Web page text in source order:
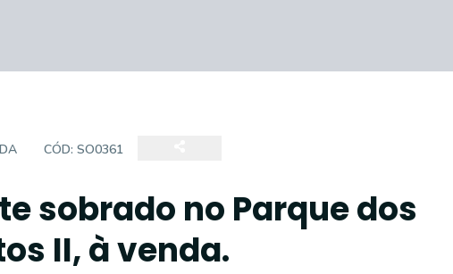
CÓD: SO0361
sobrado no Parque dos
II, à venda.